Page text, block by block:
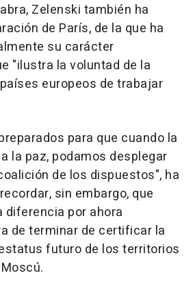
Zelenski también ha
de París, de la que ha
su carácter
"ilustra la voluntad de la
europeos de trabajar
para que cuando la
la paz, podamos desplegar
de los dispuestos", ha
sin embargo, que
diferencia por ahora
de terminar de certificar la
futuro de los territorios